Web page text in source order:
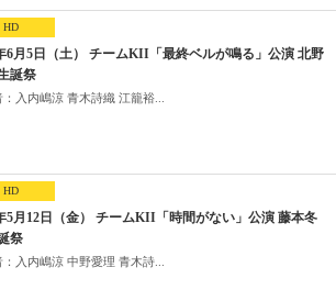
HD
6月5日（土） チームKII「最終ベルが鳴る」公演 北野
誕祭
入内嶋涼 青木詩織 江籠裕...
HD
5月12日（金） チームKII「時間がない」公演 藤本冬
祭
入内嶋涼 中野愛理 青木詩...